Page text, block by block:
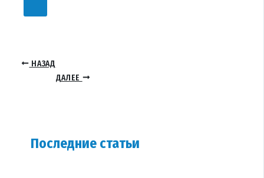
НАЗАД
ДАЛЕЕ
Последние статьи